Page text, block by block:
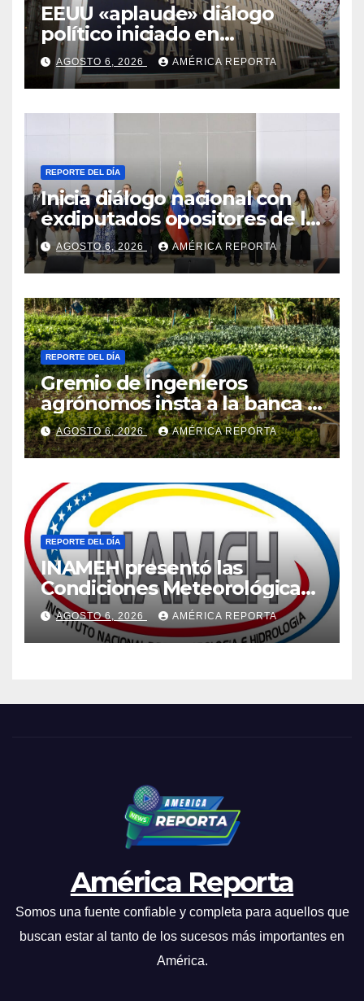
EEUU «aplaude» diálogo
político iniciado en
Venezuela
AGOSTO 6, 2026 AMÉRICA REPORTA
REPORTE DEL DÍA
Inicia diálogo nacional con
exdiputados opositores de la
AN de 2015
AGOSTO 6, 2026 AMÉRICA REPORTA
REPORTE DEL DÍA
Gremio de ingenieros
agrónomos insta a la banca a
financiar la agricultura
familiar
AGOSTO 6, 2026 AMÉRICA REPORTA
REPORTE DEL DÍA
INAMEH presentó las
Condiciones Meteorológicas
para las próximas 24 horas,
de este jueves 6 de agosto
2026
AGOSTO 6, 2026 AMÉRICA REPORTA
América Reporta
Somos una fuente confiable y completa para aquellos que
buscan estar al tanto de los sucesos más importantes en
América.